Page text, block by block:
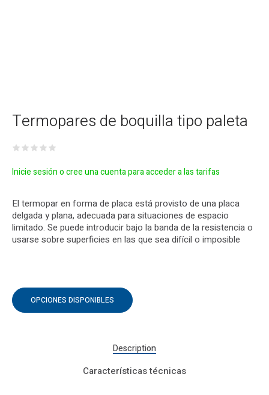
Termopares de boquilla tipo paleta
Inicie sesión o cree una cuenta para acceder a las tarifas
El termopar en forma de placa está provisto de una placa
delgada y plana, adecuada para situaciones de espacio
limitado. Se puede introducir bajo la banda de la resistencia o
usarse sobre superficies en las que sea difícil o imposible
OPCIONES DISPONIBLES
Description
Características técnicas